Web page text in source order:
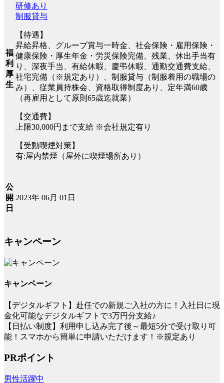
福
利
厚
生
研修あり
制服貸与
【待遇】
昇給昇格、グループ賞与一時金、社会保険・雇用保険・
健康保険・厚生年金・労災保険完備、残業、休出手当有
り、深夜手当、有給休暇、慶弔休暇、通勤交通費支給、
社宅完備（※規定あり）、制服貸与（制服着用の職場の
み）、従業員持株会、資格取得制度あり、定年満60歳
（再雇用として原則65歳迄就業）
【交通費】
上限30,000円まで支給 ※会社規定有り
【受動喫煙対策】
有:屋内禁煙（屋外に喫煙場所あり）
公
開
日
2023年 06月 01日
キャンペーン
キャンペーン
【デジタルギフト】赴任での新規ご入社の方に！入社日に現
金化可能なデジタルギフトで3万円分支給♪
【日払い制度】利用申し込み完了後～最短5分で受け取り可
能！スマホから簡単に申請いただけます！※規定あり
PRポイント
男性活躍中